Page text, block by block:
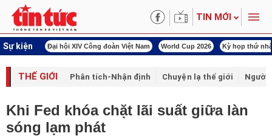
TIN MỚI
Sự kiện
ngày đêm Đại hội XIV Công đoàn Việt Nam World Cup 2026 Kỳ họp thứ
THẾ GIỚI Phân tích-Nhận định Chuyện lạ thế giới Người
Khi Fed khóa chặt lãi suất giữa làn
sóng lạm phát